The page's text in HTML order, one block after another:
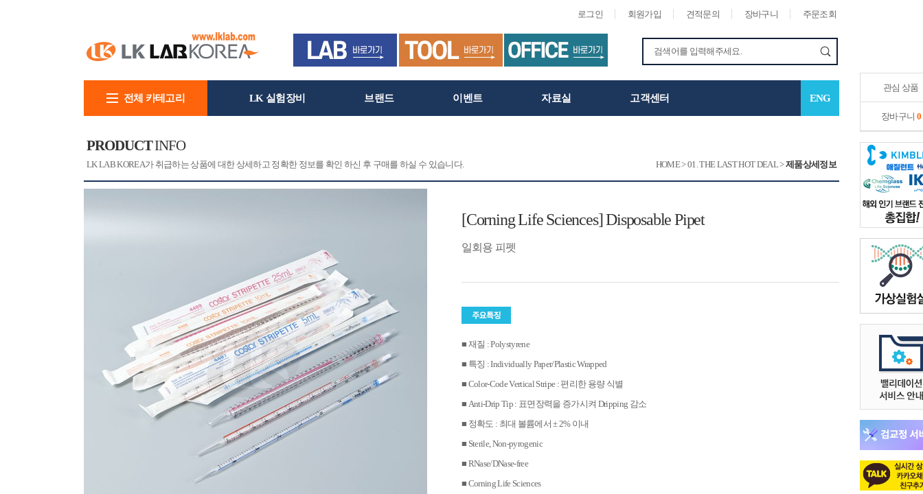
로그인 회원가입 견적문의 장바구니 주문조회
관심 상품
장바구니 0
전체 카테고리 LK 실험장비 브랜드 이벤트 자료실 고객센터 ENG
PRODUCTINFO
LK LAB KOREA가 취급하는 상품에 대한 상세하고 정확한 정보를 확인 하신 후 구매를 하실 수 있습니다. HOME>01. THE LAST HOT DEAL>제품상세정보
[Corning Life Sciences] Disposable Pipet
일회용 피펫
■ 재질 : Polystyrene
■ 특징 : Individually Paper/Plastic Wrapped
■ Color-Code Vertical Stripe : 편리한 용량 식별
■ Anti-Drip Tip : 표면장력을 증가시켜 Dripping 감소
■ 정확도 : 최대 볼륨에서 ± 2% 이내
■ Sterile, Non-pyrogenic
■ RNase/DNase-free
■ Corning Life Sciences